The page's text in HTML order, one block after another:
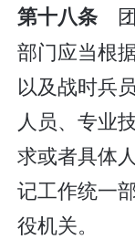
第十八条
部门应当根
以及战时兵
人员、专业
求或者具体
记工作统一
役机关。